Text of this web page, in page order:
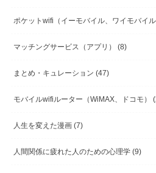
ポケットwifi（イーモバイル、ワイモバイル
マッチングサービス（アプリ） (8)
まとめ・キュレーション (47)
モバイルwifiルーター（WiMAX、ドコモ）
人生を変えた漫画 (7)
人間関係に疲れた人のための心理学 (9)